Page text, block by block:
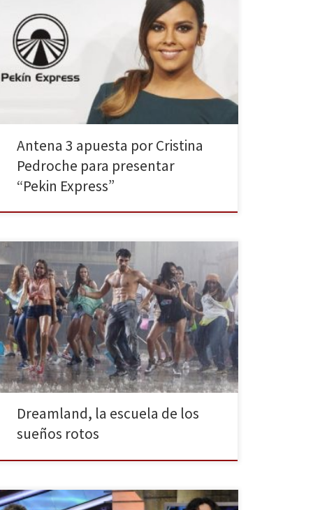
Si hace apenas un mes nos enterábamos de que
Atresmedia adquiría los derechos del reality más
aventurero de la pequeña pantalla, ahora nos
enteramos de que Cristina Pedroche será la
encargada de conducirlo. Ya sea por sus dotes como
presentadora o por su fuerte tirón mediático Antena 3
Antena 3 apuesta por Cristina
Pedroche para presentar
“Pekin Express”
La nueva apuesta televisiva de Cuatro, Dreamland, se
ha pegado de bruces contra el suelo. El baile y la
música no superan en la balanza a la mala actuación,
los pésimos guiones y la poca trama de la historia. Lo
voy a reconocer. He sido totalmente incapaz de ver
entero […]
Dreamland, la escuela de los
sueños rotos